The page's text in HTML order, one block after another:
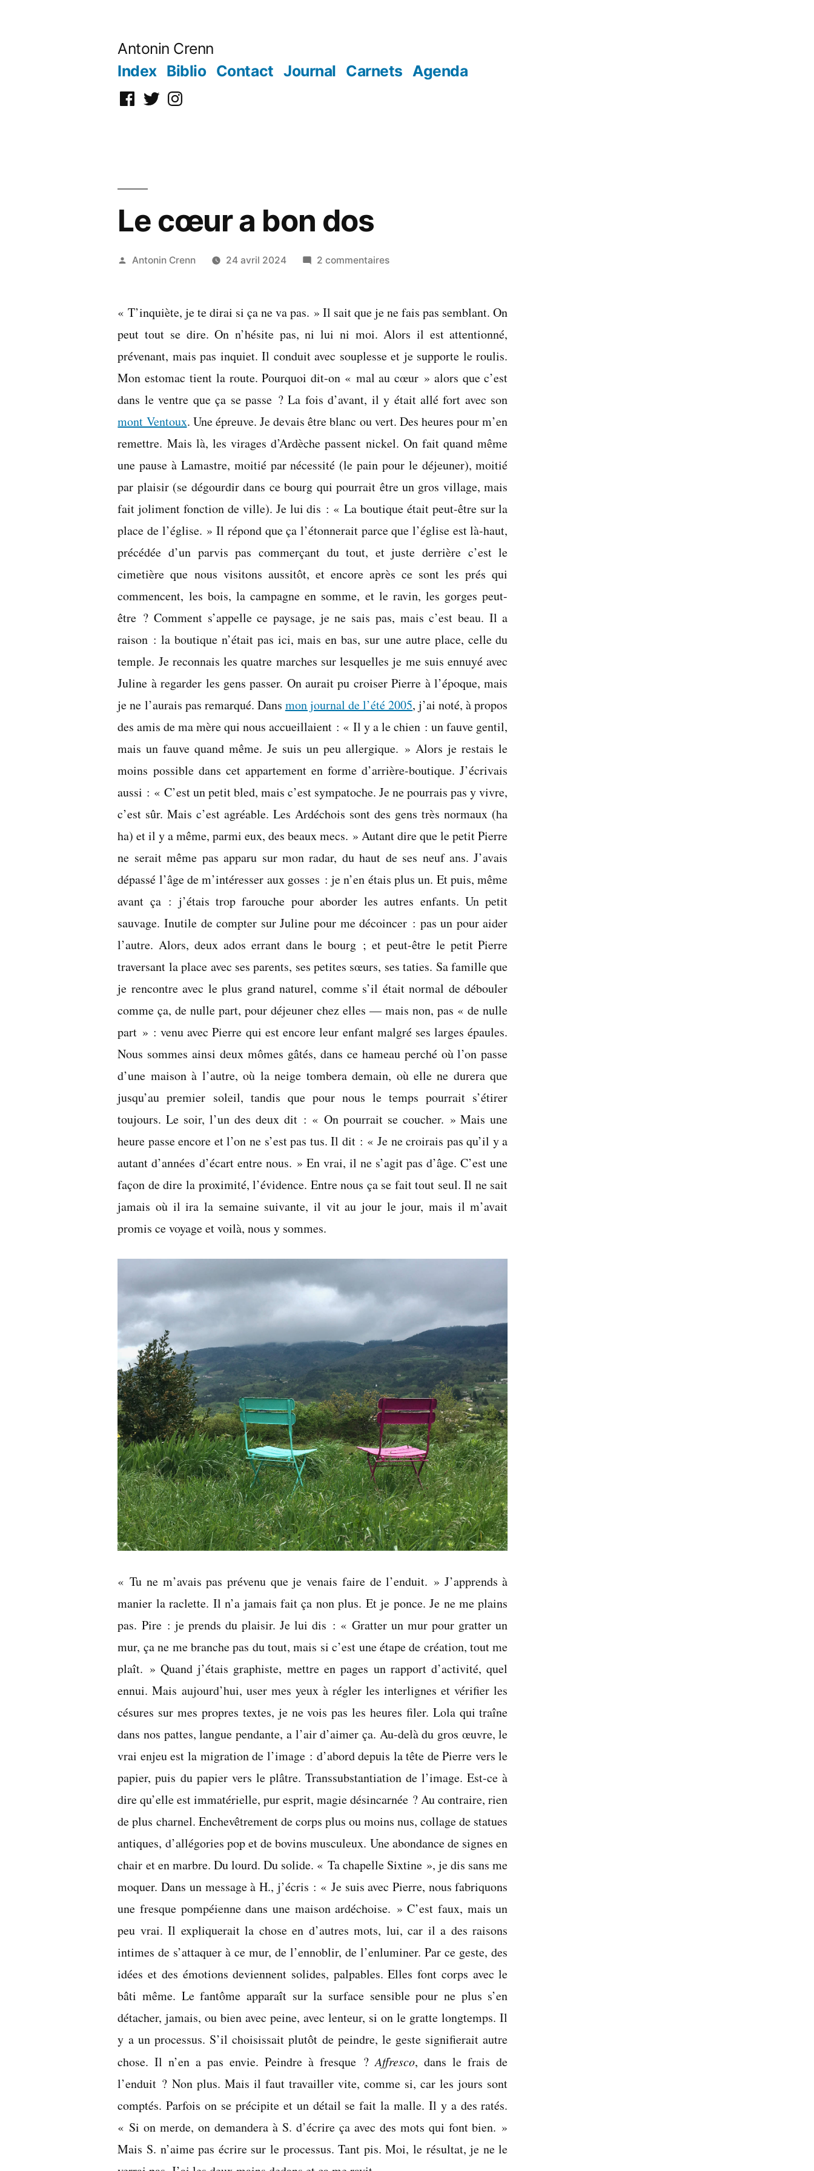
Antonin Crenn
Index Biblio Contact Journal Carnets Agenda
Facebook
TwitterInstagram
Le cœur a bon dos
Publié
Antonin Crenn 24 avril 2024 2 commentairessur
a
« T’inquiète, je te dirai si ça ne va pas. » Il sait que je ne fais pas semblant. On
peut tout se dire. On n’hésite pas, ni lui ni moi. Alors il est attentionné,
prévenant, mais pas inquiet. Il conduit avec souplesse et je supporte le roulis.
Mon estomac tient la route. Pourquoi dit-on « mal au cœur » alors que c’est
dans le ventre que ça se passe ? La fois d’avant, il y était allé fort avec son
mont Ventoux. Une épreuve. Je devais être blanc ou vert. Des heures pour m’en
remettre. Mais là, les virages d’Ardèche passent nickel. On fait quand même
une pause à Lamastre, moitié par nécessité (le pain pour le déjeuner), moitié
par plaisir (se dégourdir dans ce bourg qui pourrait être un gros village, mais
fait joliment fonction de ville). Je lui dis : « La boutique était peut-être sur la
place de l’église. » Il répond que ça l’étonnerait parce que l’église est là-haut,
précédée d’un parvis pas commerçant du tout, et juste derrière c’est le
cimetière que nous visitons aussitôt, et encore après ce sont les prés qui
commencent, les bois, la campagne en somme, et le ravin, les gorges peut-
être ? Comment s’appelle ce paysage, je ne sais pas, mais c’est beau. Il a
raison : la boutique n’était pas ici, mais en bas, sur une autre place, celle du
temple. Je reconnais les quatre marches sur lesquelles je me suis ennuyé avec
Juline à regarder les gens passer. On aurait pu croiser Pierre à l’époque, mais
je ne l’aurais pas remarqué. Dans mon journal de l’été 2005, j’ai noté, à propos
des amis de ma mère qui nous accueillaient : « Il y a le chien : un fauve gentil,
mais un fauve quand même. Je suis un peu allergique. » Alors je restais le
moins possible dans cet appartement en forme d’arrière-boutique. J’écrivais
aussi : « C’est un petit bled, mais c’est sympatoche. Je ne pourrais pas y vivre,
c’est sûr. Mais c’est agréable. Les Ardéchois sont des gens très normaux (ha
ha) et il y a même, parmi eux, des beaux mecs. » Autant dire que le petit Pierre
ne serait même pas apparu sur mon radar, du haut de ses neuf ans. J’avais
dépassé l’âge de m’intéresser aux gosses : je n’en étais plus un. Et puis, même
avant ça : j’étais trop farouche pour aborder les autres enfants. Un petit
sauvage. Inutile de compter sur Juline pour me décoincer : pas un pour aider
l’autre. Alors, deux ados errant dans le bourg ; et peut-être le petit Pierre
traversant la place avec ses parents, ses petites sœurs, ses taties. Sa famille que
je rencontre avec le plus grand naturel, comme s’il était normal de débouler
comme ça, de nulle part, pour déjeuner chez elles — mais non, pas « de nulle
part » : venu avec Pierre qui est encore leur enfant malgré ses larges épaules.
Nous sommes ainsi deux mômes gâtés, dans ce hameau perché où l’on passe
d’une maison à l’autre, où la neige tombera demain, où elle ne durera que
jusqu’au premier soleil, tandis que pour nous le temps pourrait s’étirer
toujours. Le soir, l’un des deux dit : « On pourrait se coucher. » Mais une
heure passe encore et l’on ne s’est pas tus. Il dit : « Je ne croirais pas qu’il y a
autant d’années d’écart entre nous. » En vrai, il ne s’agit pas d’âge. C’est une
façon de dire la proximité, l’évidence. Entre nous ça se fait tout seul. Il ne sait
jamais où il ira la semaine suivante, il vit au jour le jour, mais il m’avait
promis ce voyage et voilà, nous y sommes.
« Tu ne m’avais pas prévenu que je venais faire de l’enduit. » J’apprends à
manier la raclette. Il n’a jamais fait ça non plus. Et je ponce. Je ne me plains
pas. Pire : je prends du plaisir. Je lui dis : « Gratter un mur pour gratter un
mur, ça ne me branche pas du tout, mais si c’est une étape de création, tout me
plaît. » Quand j’étais graphiste, mettre en pages un rapport d’activité, quel
ennui. Mais aujourd’hui, user mes yeux à régler les interlignes et vérifier les
césures sur mes propres textes, je ne vois pas les heures filer. Lola qui traîne
dans nos pattes, langue pendante, a l’air d’aimer ça. Au-delà du gros œuvre, le
vrai enjeu est la migration de l’image : d’abord depuis la tête de Pierre vers le
papier, puis du papier vers le plâtre. Transsubstantiation de l’image. Est-ce à
dire qu’elle est immatérielle, pur esprit, magie désincarnée ? Au contraire, rien
de plus charnel. Enchevêtrement de corps plus ou moins nus, collage de statues
antiques, d’allégories pop et de bovins musculeux. Une abondance de signes en
chair et en marbre. Du lourd. Du solide. « Ta chapelle Sixtine », je dis sans me
moquer. Dans un message à H., j’écris : « Je suis avec Pierre, nous fabriquons
une fresque pompéienne dans une maison ardéchoise. » C’est faux, mais un
peu vrai. Il expliquerait la chose en d’autres mots, lui, car il a des raisons
intimes de s’attaquer à ce mur, de l’ennoblir, de l’enluminer. Par ce geste, des
idées et des émotions deviennent solides, palpables. Elles font corps avec le
bâti même. Le fantôme apparaît sur la surface sensible pour ne plus s’en
détacher, jamais, ou bien avec peine, avec lenteur, si on le gratte longtemps. Il
y a un processus. S’il choisissait plutôt de peindre, le geste signifierait autre
chose. Il n’en a pas envie. Peindre à fresque ?Affresco, dans le frais de
l’enduit ? Non plus. Mais il faut travailler vite, comme si, car les jours sont
comptés. Parfois on se précipite et un détail se fait la malle. Il y a des ratés.
« Si on merde, on demandera à S. d’écrire ça avec des mots qui font bien. »
Mais S. n’aime pas écrire sur le processus. Tant pis. Moi, le résultat, je ne le